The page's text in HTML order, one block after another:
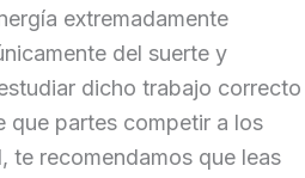
extremadamente
del suerte y
dicho trabajo correcto
que partes competir a los
te recomendamos que leas